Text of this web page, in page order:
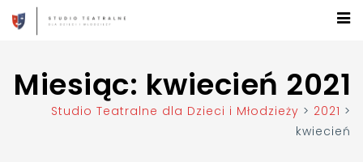
Miesiąc: kwiecień 2021
Studio Teatralne dla Dzieci i Młodzieży > 2021 >
kwiecień